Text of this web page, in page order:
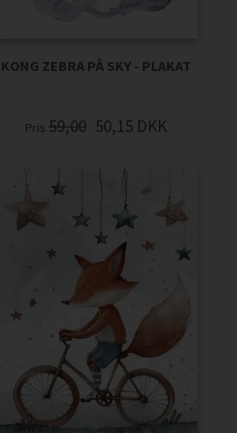
KONG ZEBRA PÅ SKY - PLAKAT
Pris 59,00 50,15 DKK